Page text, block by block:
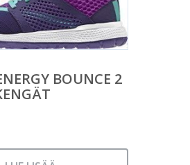
BOUNCE 2